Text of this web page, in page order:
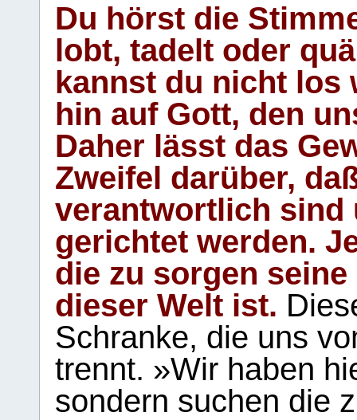
Du hörst die
lobt, tadelt oder
kannst du nicht los
hin auf Gott, den
Daher lässt das
Zweifel darüber,
verantwortlich sind
gerichtet werden.
die zu sorgen
dieser Welt ist.
Schranke, die uns
trennt. »Wir haben
sondern suchen die